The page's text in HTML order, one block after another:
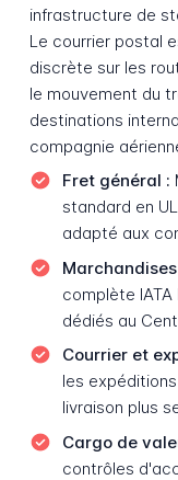
infrastructure de
Le courrier postal
discrète sur les
le mouvement du
destinations
compagnie
Fret général :
standard en
adapté aux
complète
dédiés au
Courrier et
les
livraison plus
Cargo de
contrôles